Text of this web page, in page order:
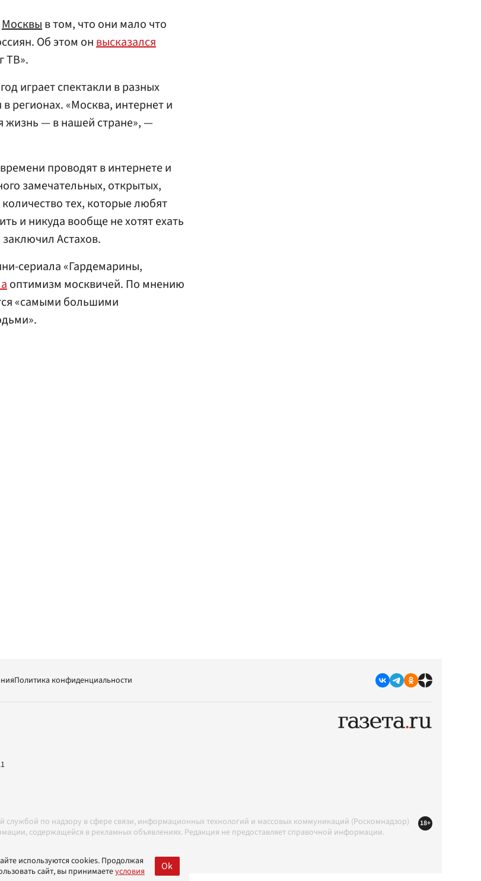
Москвыв том, что они мало что
Об этом онвысказался
ТВ».
играет спектакли в разных
регионах. «Москва, интернет и
жизнь — в нашей стране», —
проводят в интернете и
замечательных, открытых,
тех, которые любят
и никуда вообще не хотят ехать
Астахов.
сериала «Гардемарины,
оптимизм москвичей. По мнению
«самыми большими
Политика конфиденциальности
по надзору в сфере связи, информационных технологий и массовых коммуникаций (Роскомнадзор)
содержащейся в рекламных объявлениях. Редакция не предоставляет справочной информации.
в соответствии с Правилами
18+
используются cookies. Продолжая
сайт, вы принимаетеусловия Ok